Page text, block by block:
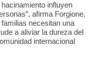
influyen
afirma Forgione.
necesitan una
a aliviar la dureza del
internacional